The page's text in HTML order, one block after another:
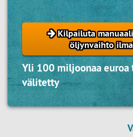
Kilpailuta
öljynvaihto
Yli 100 miljoonaa euroa
välitetty